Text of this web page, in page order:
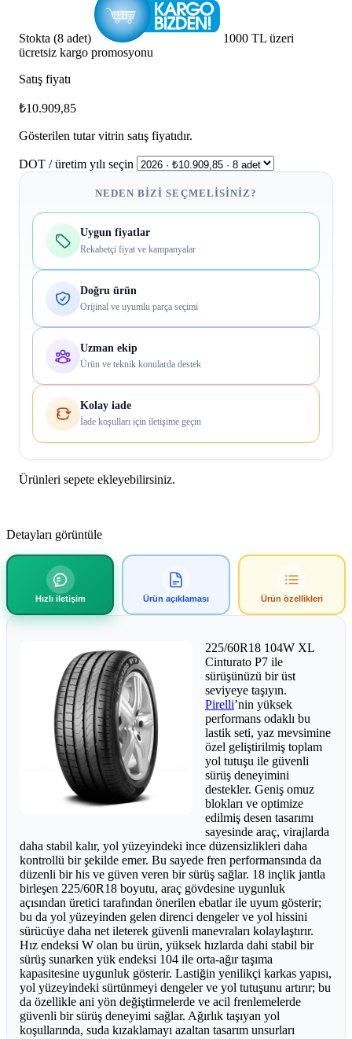
Stokta (8 adet)
1000 TL üzeri
ücretsiz kargo promosyonu
Satış fiyatı
₺10.909,85
Gösterilen tutar vitrin satış fiyatıdır.
DOT / üretim yılı seçin
NEDEN BIZI SEÇMELISINIZ?
Uygun fiyatlar
Rekabetçi fiyat ve kampanyalar
Doğru ürün
Orijinal ve uyumlu parça seçimi
Uzman ekip
Ürün ve teknik konularda destek
Kolay iade
İade koşulları için iletişime geçin
Ürünleri sepete ekleyebilirsiniz.
Detayları görüntüle
Hızlı iletişim Ürün açıklaması Ürün özellikleri
225/60R18 104W XL
Cinturato P7 ile
sürüşünüzü bir üst
seviyeye taşıyın.
Pirelli’nin yüksek
performans odaklı bu
lastik seti, yaz mevsimine
özel geliştirilmiş toplam
yol tutuşu ile güvenli
sürüş deneyimini
destekler. Geniş omuz
blokları ve optimize
edilmiş desen tasarımı
sayesinde araç, virajlarda
daha stabil kalır, yol yüzeyindeki ince düzensizlikleri daha
kontrollü bir şekilde emer. Bu sayede fren performansında da
düzenli bir his ve güven veren bir sürüş sağlar. 18 inçlik jantla
birleşen 225/60R18 boyutu, araç gövdesine uygunluk
açısından üretici tarafından önerilen ebatlar ile uyum gösterir;
bu da yol yüzeyinden gelen direnci dengeler ve yol hissini
sürücüye daha net ileterek güvenli manevraları kolaylaştırır.
Hız endeksi W olan bu ürün, yüksek hızlarda dahi stabil bir
sürüş sunarken yük endeksi 104 ile orta-ağır taşıma
kapasitesine uygunluk gösterir. Lastiğin yenilikçi karkas yapısı,
yol yüzeyindeki sürtünmeyi dengeler ve yol tutuşunu artırır; bu
da özellikle ani yön değiştirmelerde ve acil frenlemelerde
güvenli bir sürüş deneyimi sağlar. Ağırlık taşıyan yol
koşullarında, suda kızaklamayı azaltan tasarım unsurları